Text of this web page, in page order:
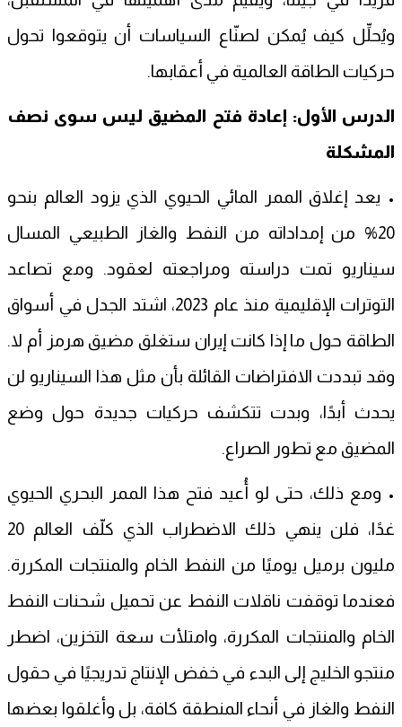
ويُحلِّل كيف يُمكن لصنّاع السياسات أن يتوقعوا تحول
حركيات الطاقة العالمية في أعقابها.
الدرس الأول: إعادة فتح المضيق ليس سوى نصف
المشكلة
• يعد إغلاق الممر المائي الحيوي الذي يزود العالم بنحو
20% من إمداداته من النفط والغاز الطبيعي المسال
سيناريو تمت دراسته ومراجعته لعقود. ومع تصاعد
التوترات الإقليمية منذ عام 2023، اشتد الجدل في أسواق
الطاقة حول ما إذا كانت إيران ستغلق مضيق هرمز أم لا.
وقد تبددت الافتراضات القائلة بأن مثل هذا السيناريو لن
يحدث أبدًا، وبدت تتكشف حركيات جديدة حول وضع
المضيق مع تطور الصراع.
• ومع ذلك، حتى لو أُعيد فتح هذا الممر البحري الحيوي
غدًا، فلن ينهي ذلك الاضطراب الذي كلّف العالم 20
مليون برميل يوميًا من النفط الخام والمنتجات المكررة.
فعندما توقفت ناقلات النفط عن تحميل شحنات النفط
الخام والمنتجات المكررة، وامتلأت سعة التخزين، اضطر
منتجو الخليج إلى البدء في خفض الإنتاج تدريجيًا في حقول
النفط والغاز في أنحاء المنطقة كافة، بل وأغلقوا بعضها